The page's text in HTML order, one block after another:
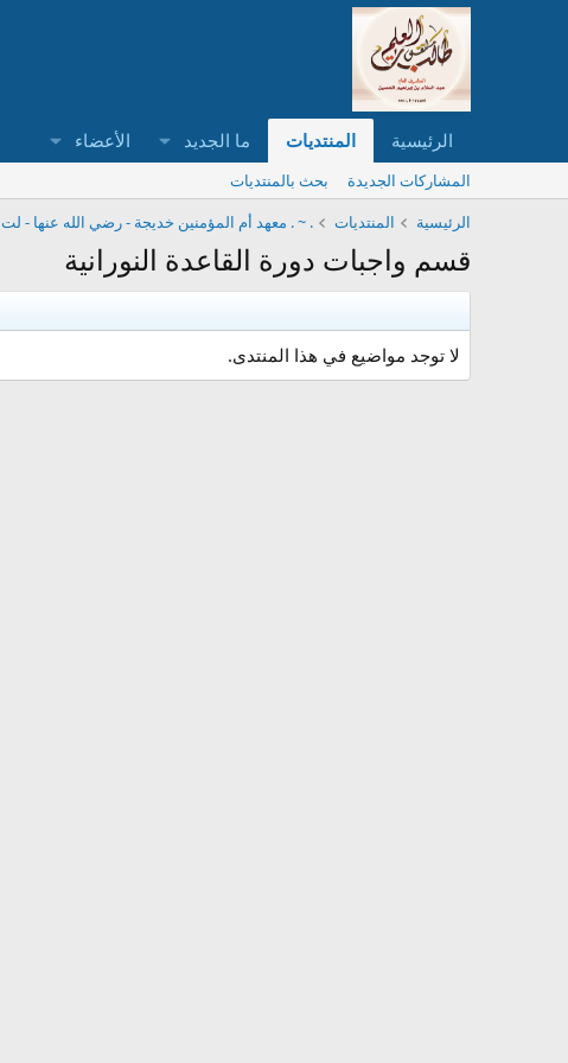
الرئيسية المنتديات ما الجديد الأعضاء
المشاركات الجديدة
بحث بالمنتديات
الرئيسية
المنتديات . ~ . معهد أم المؤمنين خديجة - رضي الله عنها - لت
قسم واجبات دورة القاعدة النورانية
لا توجد مواضيع في هذا المنتدى.